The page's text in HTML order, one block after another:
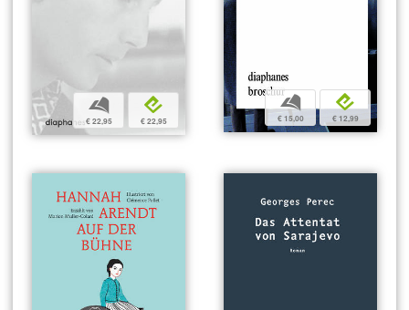
b
€ 22,95
e
€ 22,95
b
€ 15,00
e
€ 12,99